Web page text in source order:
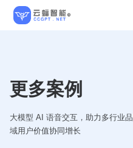
更多案例
大模型 AI 语音交互，助力多行业
域用户价值协同增长